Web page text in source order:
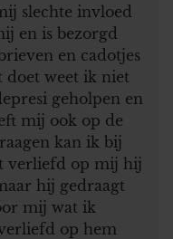
slechte invloed
en is bezorgd
en cadotjes
doet weet ik niet
geholpen en
mij ook op de
kan ik bij
verliefd op mij hij
hij gedraagt
mij wat ik
op hem